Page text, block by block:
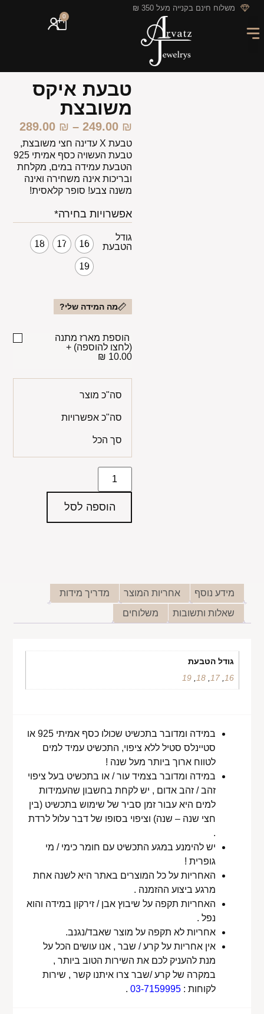
לתוכן משלוח חינם בקנייה מעל 350 ₪
0
טבעת איקס
משובצת
249.00 ₪
–
289.00 ₪
טבעת X עדינה חצי משובצת,
טבעת העשויה כסף אמיתי 925
הטבעת עמידה במים, מקלחת
ובריכות אינה משחירה ואינה
משנה צבע! סופר קלאסית!
אפשרויות בחירה*
גודל
הטבעת
16
17
18
19
מה המידה שלי?
הוספת מארז מתנה
(לחצו להוספה) +
10.00 ₪
סה"כ מוצר
סה"כ אפשרויות
סך הכל
הוספה לסל
מידע נוסף אחריות המוצר
מדריך מידות
שאלות ותשובות
משלוחים
גודל הטבעת
16
,
17
,
18
,
19
במידה ומדובר בתכשיט שכולו כסף אמיתי 925 או
סטיינלס סטיל ללא ציפוי, התכשיט עמיד למים
לטווח ארוך ביותר מעל שנה !
במידה ומדובר בצמיד עור / או בתכשיט בעל ציפוי
זהב / זהב אדום , יש לקחת בחשבון שהעמידות
למים היא עבור זמן סביר של שימוש בתכשיט (בין
חצי שנה – שנה) וציפוי בסופו של דבר עלול לרדת
.
יש להימנע במגע התכשיט עם חומר כימי / מי
גופרית !
האחריות על כל המוצרים באתר היא לשנה אחת
מרגע ביצוע ההזמנה .
האחריות תקפה על שיבוץ אבן / זירקון במידה והוא
נפל .
אחריות לא תקפה על מוצר שאבד/נגנב.
אין אחריות על קרע / שבר , אנו עושים הכל על
מנת להעניק לכם את השירות הטוב ביותר ,
במקרה של קרע /שבר צרו איתנו קשר , שירות
לקוחות :03-7159995
.